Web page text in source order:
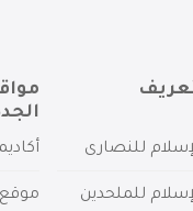
للنصارى
للملحدين